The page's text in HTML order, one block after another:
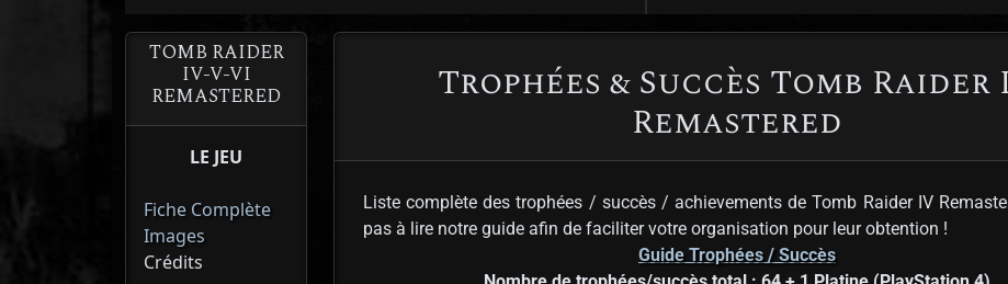
TOMB RAIDER
IV-V-VI
REMASTERED
LE JEU
Fiche Complète
Images
Crédits
Trophées & Succès Tomb Raider
Remastered
Liste complète des trophées / succès / achievements de Tomb Raider IV
pas à lire notre guide afin de faciliter votre organisation pour leur obtention !
Guide Trophées / Succès